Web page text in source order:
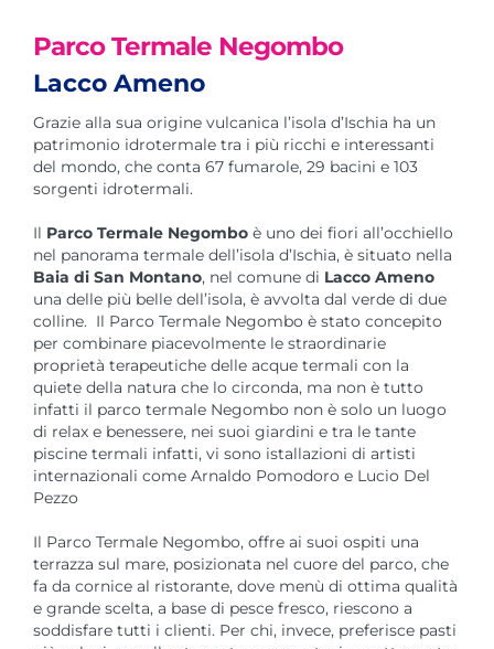
Parco Termale Negombo
Lacco Ameno
Grazie alla sua origine vulcanica l’isola d’Ischia ha un
patrimonio idrotermale tra i più ricchi e interessanti
del mondo, che conta 67 fumarole, 29 bacini e 103
sorgenti idrotermali.
Il Parco Termale Negombo è uno dei fiori all’occhiello
nel panorama termale dell’isola d’Ischia, è situato nella
Baia di San Montano, nel comune di Lacco Ameno
una delle più belle dell’isola, è avvolta dal verde di due
colline. Il Parco Termale Negombo è stato concepito
per combinare piacevolmente le straordinarie
proprietà terapeutiche delle acque termali con la
quiete della natura che lo circonda, ma non è tutto
infatti il parco termale Negombo non è solo un luogo
di relax e benessere, nei suoi giardini e tra le tante
piscine termali infatti, vi sono istallazioni di artisti
internazionali come Arnaldo Pomodoro e Lucio Del
Pezzo
Il Parco Termale Negombo, offre ai suoi ospiti una
terrazza sul mare, posizionata nel cuore del parco, che
fa da cornice al ristorante, dove menù di ottima qualità
e grande scelta, a base di pesce fresco, riescono a
soddisfare tutti i clienti. Per chi, invece, preferisce pasti